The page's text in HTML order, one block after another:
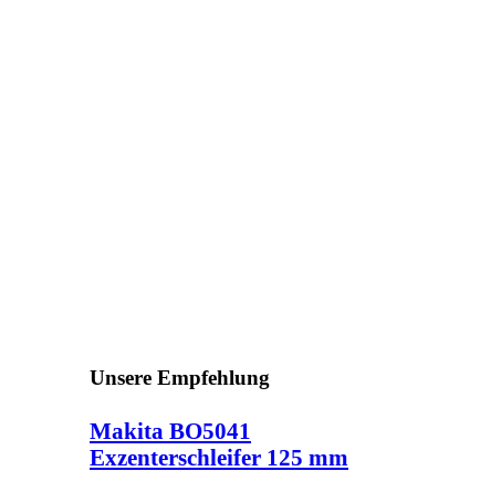
Unsere Empfehlung
Makita BO5041
Exzenterschleifer 125 mm